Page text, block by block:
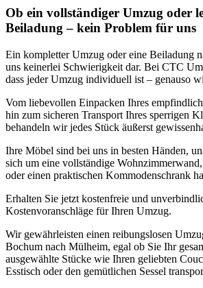
Ob ein vollständiger Umzug oder
Beiladung – kein Problem für uns
Ein kompletter Umzug oder eine Beiladung
uns keinerlei Schwierigkeit dar. Bei CTC
dass jeder Umzug individuell ist – genauso
Vom liebevollen Einpacken Ihres
hin zum sicheren Transport Ihres sperrigen
behandeln wir jedes Stück äußerst
Ihre Möbel sind bei uns in besten Händen,
sich um eine vollständige
oder einen praktischen Kommodenschrank
Erhalten Sie jetzt kostenfreie und
Kostenvoranschläge für Ihren Umzug.
Wir gewährleisten einen reibungslosen
Bochum nach Mülheim, egal ob Sie Ihr
ausgewählte Stücke wie Ihren geliebten
Esstisch oder den gemütlichen Sessel